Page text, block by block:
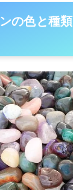
の色と種